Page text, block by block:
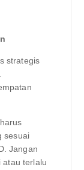
strategis
sesuai
Jangan
atau terlalu